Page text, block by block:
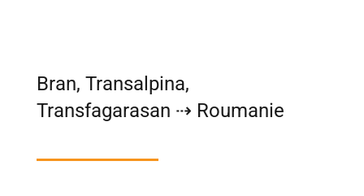
Bran, Transalpina,
Transfagarasan ⇢ Roumanie